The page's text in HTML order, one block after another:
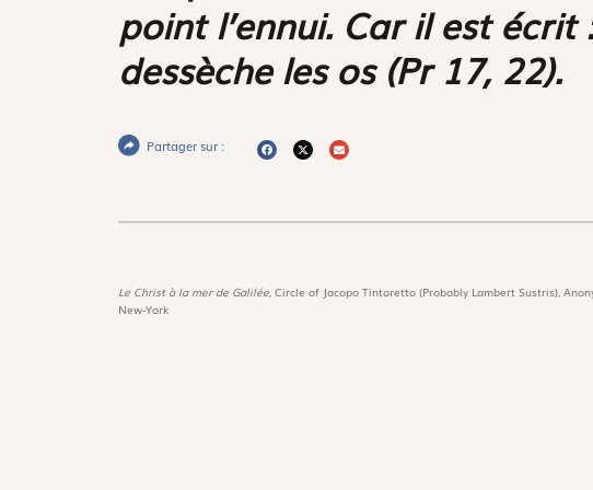
point l’ennui. Car il est écrit
dessèche les os(Pr 17, 22).
Partager sur :
Le Christ à la mer de Galilée, Circle of Jacopo Tintoretto (Probably Lambert Sustris),
New-York